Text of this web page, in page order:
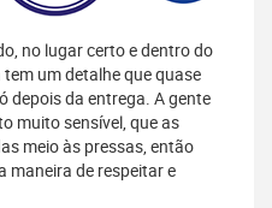
no lugar certo e dentro do
um detalhe que quase
depois da entrega. A gente
muito sensível, que as
meio às pressas, então
maneira de respeitar e